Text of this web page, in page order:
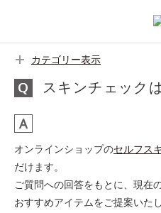
カテゴリー表示
スキンチェック
オンラインショップのセルフス
だけます。
ご質問への回答をもとに、現在
おすすめアイテムをご提案いたし